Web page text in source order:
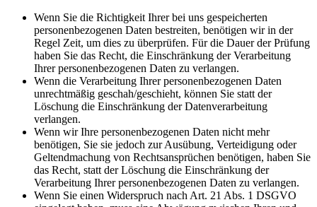
Wenn Sie die Richtigkeit Ihrer bei uns gespeicherten
personenbezogenen Daten bestreiten, benötigen wir in der
Regel Zeit, um dies zu überprüfen. Für die Dauer der Prüfung
haben Sie das Recht, die Einschränkung der Verarbeitung
Ihrer personenbezogenen Daten zu verlangen.
Wenn die Verarbeitung Ihrer personenbezogenen Daten
unrechtmäßig geschah/geschieht, können Sie statt der
Löschung die Einschränkung der Datenverarbeitung
verlangen.
Wenn wir Ihre personenbezogenen Daten nicht mehr
benötigen, Sie sie jedoch zur Ausübung, Verteidigung oder
Geltendmachung von Rechtsansprüchen benötigen, haben Sie
das Recht, statt der Löschung die Einschränkung der
Verarbeitung Ihrer personenbezogenen Daten zu verlangen.
Wenn Sie einen Widerspruch nach Art. 21 Abs. 1 DSGVO